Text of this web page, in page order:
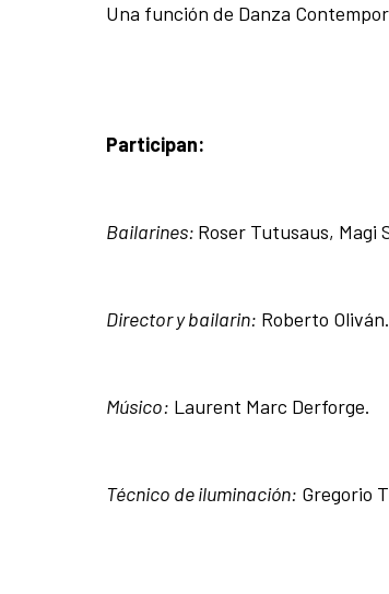
Una función de Danza
Participan:
Bailarines: Roser Tutusaus, Magi
Director y bailarin: Roberto Oliván.
Músico: Laurent Marc Derforge.
Técnico de iluminación: Gregorio